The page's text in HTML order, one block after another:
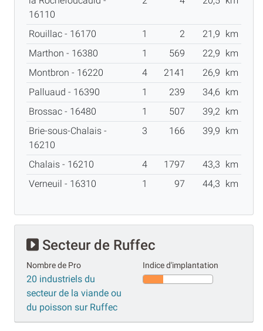
16110
Rouillac - 16170 1 2 21,9
km
Marthon - 16380
1 569 22,9
km
Montbron - 16220
4 2141 26,9
km
Palluaud - 16390
1 239 34,6
km
Brossac - 16480
1 507 39,2 km
Brie-sous-Chalais -
16210
3 166 39,9 km
Chalais - 16210 4 1797 43,3
km
Verneuil - 16310
1 97 44,3 km
Secteur de Ruffec
Nombre de Pro
20 industriels du
secteur de la viande ou
du poisson sur Ruffec
Indice d'implantation